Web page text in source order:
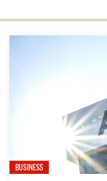
BUSINESS